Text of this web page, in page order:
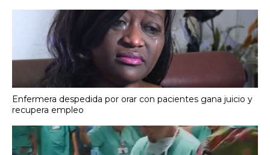
Enfermera despedida por orar con pacientes gana juicio y
recupera empleo